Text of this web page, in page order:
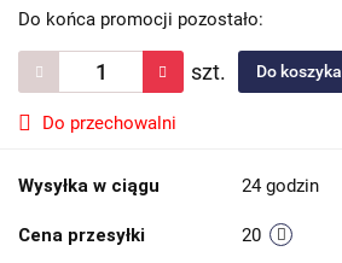
Do końca promocji pozostało:
szt. Do koszyka
Do przechowalni
Wysyłka w ciągu 24 godzin
Cena przesyłki 20